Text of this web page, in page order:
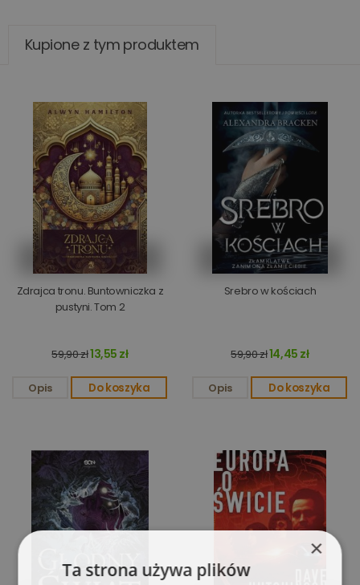
Kupione z tym produktem
Zdrajca tronu. Buntowniczka z
pustyni. Tom 2
59,90 zł13,55 zł
Opis Do koszyka
Srebro w kościach
59,90 zł14,45 zł
Opis Do koszyka
×
Ta strona używa plików